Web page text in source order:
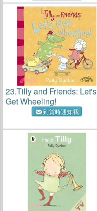
23.Tilly and Friends: Let's
Get Wheeling!
到貨時通知我